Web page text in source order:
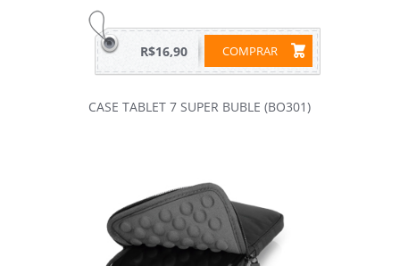
COMPRAR
R$16,90
CASE TABLET 7 SUPER BUBLE (BO301)